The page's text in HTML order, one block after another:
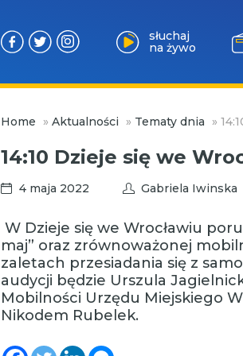
słuchaj
na żywo
Home » Aktualności » Tematy dnia »
14:10 Dzieje się we
4 maja 2022 Gabriela Iwinska
W Dzieje się we Wrocławiu
maj” oraz zrównoważonej
zaletach przesiadania się z
audycji będzie Urszula
Mobilności Urzędu Miejskiego
Nikodem Rubelek.